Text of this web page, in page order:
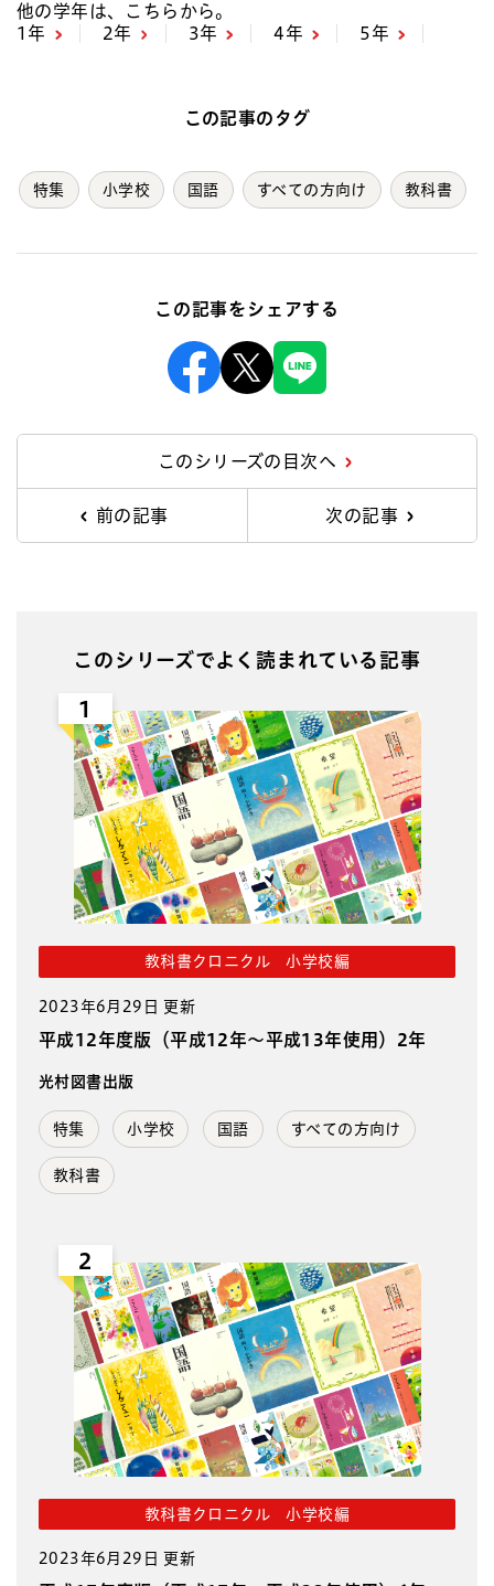
他の学年は、こちらから。
1年
2年 3年 4年 5年
この記事のタグ
特集 小学校 国語 すべての方向け 教科書
この記事をシェアする
このシリーズの目次へ
前の記事 次の記事
このシリーズでよく読まれている記事
1
教科書クロニクル 小学校編
2023年6月29日 更新
平成12年度版（平成12年～平成13年使用）2年
光村図書出版
特集 小学校 国語 すべての方向け
教科書
2
教科書クロニクル 小学校編
2023年6月29日 更新